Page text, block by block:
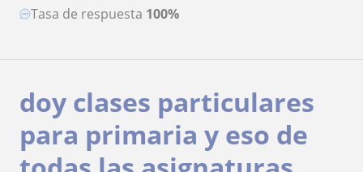
Tasa de respuesta 100%
doy clases particulares
para primaria y eso de